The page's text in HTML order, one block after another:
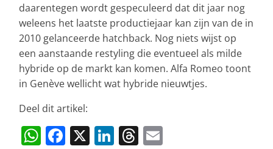
daarentegen wordt gespeculeerd dat dit jaar nog
weleens het laatste productiejaar kan zijn van de in
2010 gelanceerde hatchback. Nog niets wijst op
een aanstaande restyling die eventueel als milde
hybride op de markt kan komen. Alfa Romeo toont
in Genève wellicht wat hybride nieuwtjes.
Deel dit artikel:
W F X Li T